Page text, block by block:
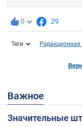
0 29
Теги Редакционная
Важное
Значительные